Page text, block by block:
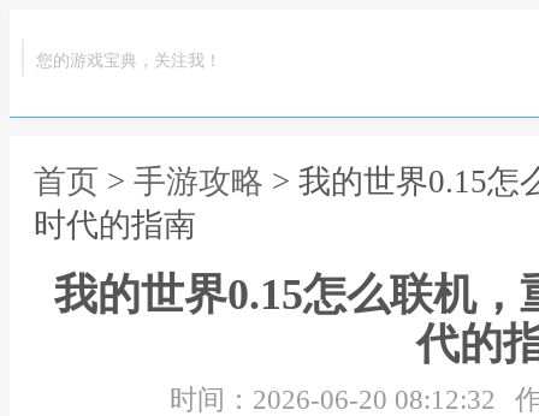
您的游戏宝典，关注我！
首页 > 手游攻略 > 我的世界0.15怎
时代的指南
我的世界0.15怎么联机
代的
时间：2026-06-20 08:12:32